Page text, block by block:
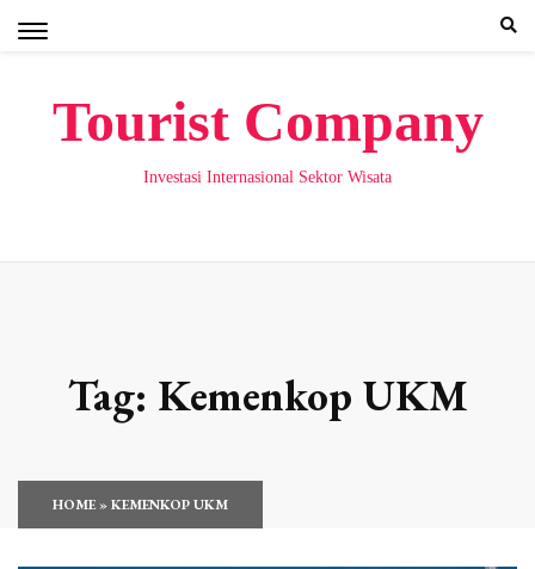
Tourist Company
Investasi Internasional Sektor Wisata
Tag: Kemenkop UKM
HOME»KEMENKOP UKM